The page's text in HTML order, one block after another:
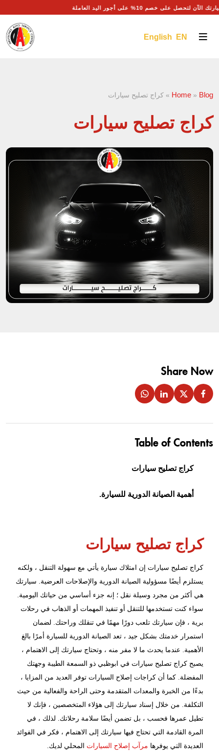
الآن لتحصل على خصم 10% على أجور اليد العاملة
English EN
Home » Blog
» كراج تصليح سيارات
كراج تصليح سيارات
Share Now
Table of Contents
كراج تصليح سيارات
أهمية الصيانة الدورية للسيارة.
كراج تصليح سيارات
كراج تصليح سيارات إن امتلاك سيارة يأتي مع سهولة التنقل ، ولكنه
يستلزم أيضًا مسؤولية الصيانة الدورية والإصلاحات العرضية. سيارتك
هي أكثر من مجرد وسيلة نقل ؛ إنه جزء أساسي من حياتك اليومية.
سواء كنت تستخدمها للتنقل أو تنفيذ المهمات أو الذهاب في رحلات
برية ، فإن سيارتك تلعب دورًا مهمًا في تنقلك وراحتك. لضمان
استمرار خدمتك بشكل جيد ، تعد الصيانة الدورية للسيارة أمرًا بالغ
الأهمية. عندما يحدث ما لا مفر منه ، وتحتاج سيارتك إلى الاهتمام ،
يصبح كراج تصليح سيارات في ابوظبي ذو السمعة الطيبة وجهتك
المفضلة. كما أن كراجات إصلاح السيارات توفر العديد من المزايا ،
بدءًا من الخبرة والمعدات المتقدمة وحتى الراحة والفعالية من حيث
التكلفة. من خلال إسناد سيارتك إلى هؤلاء المتخصصين ، فإنك لا
تطيل عمرها فحسب ، بل تضمن أيضًا سلامة رحلاتك. لذلك ، في
المرة القادمة التي تحتاج فيها سيارتك إلى الاهتمام ، فكر في الفوائد
العديدة التي يوفرها مرآب إصلاح السيارات المحلي لديك.